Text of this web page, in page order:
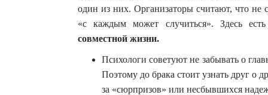
один из них. Организаторы считают, что не
«с каждым может случиться». Здесь
совместной жизни.
Психологи советуют не забывать о
Поэтому до брака стоит узнать друг о
за «сюрпризов» или несбывшихся